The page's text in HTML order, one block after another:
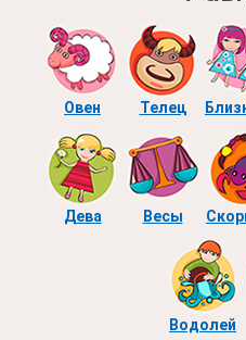
Овен Телец
Дева Весы
Водолей